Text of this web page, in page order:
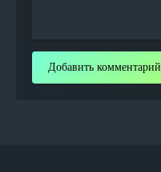
Добавить комментарий